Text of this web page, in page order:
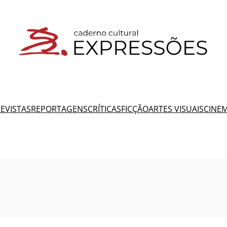
REPORTAGENSCRÍTICASFICÇÃOARTES VISUAIS